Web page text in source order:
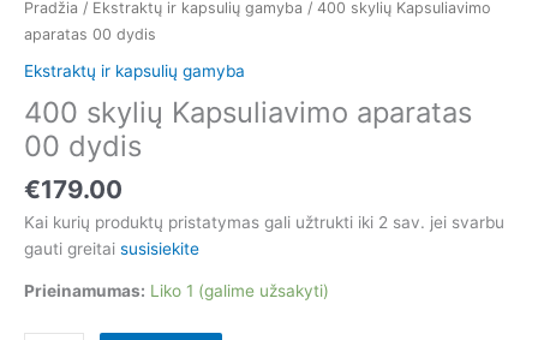
Pradžia / Ekstraktų ir kapsulių gamyba / 400 skylių Kapsuliavimo
aparatas 00 dydis
Ekstraktų ir kapsulių gamyba
400 skylių Kapsuliavimo aparatas
00 dydis
€179.00
Kai kurių produktų pristatymas gali užtrukti iki 2 sav. jei svarbu
gauti greitai susisiekite
Prieinamumas: Liko 1 (galime užsakyti)